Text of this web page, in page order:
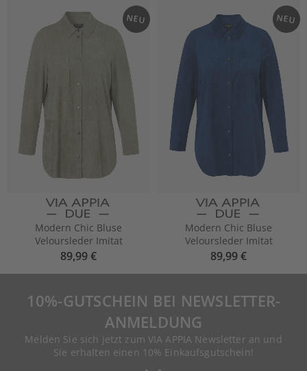
NEU
Modern Chic Bluse
Veloursleder Imitat
89,99 €
NEU
Modern Chic Bluse
Veloursleder Imitat
89,99 €
10%-GUTSCHEIN BEI NEWSLETTER-
ANMELDUNG
Melden Sie sich jetzt zum VIA APPIA Newsletter an und
Sie erhalten einen 10% Einkaufsgutschein!